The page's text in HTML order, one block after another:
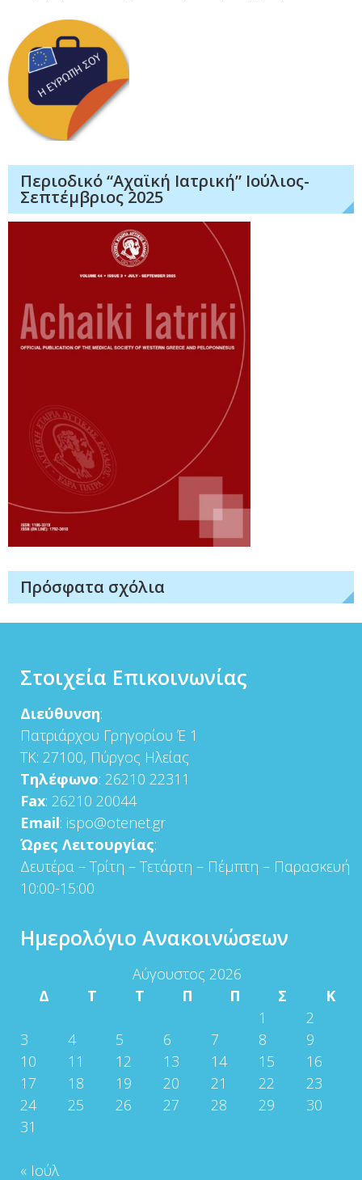
Περιοδικό “Αχαϊκή Ιατρική” Ιούλιος-
Σεπτέμβριος 2025
Πρόσφατα σχόλια
Στοιχεία Επικοινωνίας
Διεύθυνση:
Πατριάρχου Γρηγορίου Έ 1
ΤΚ: 27100, Πύργος Ηλείας
Τηλέφωνο: 26210 22311
Fax: 26210 20044
Email: ispo@otenet.gr
Ώρες Λειτουργίας:
Δευτέρα – Τρίτη – Τετάρτη – Πέμπτη – Παρασκευή
10:00-15:00
Ημερολόγιο Ανακοινώσεων
Αύγουστος 2026
Δ
Τ Τ Π Π Σ
Κ
1
2
3
4 5 6 7 8
9
10
11 12 13 14 15
16
17
18 19 20 21 22
23
24
25 26 27 28 29
30
31
« Ιούλ